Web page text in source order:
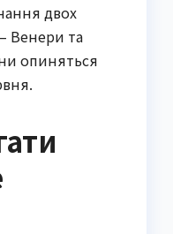
двох
Венери та
опиняться